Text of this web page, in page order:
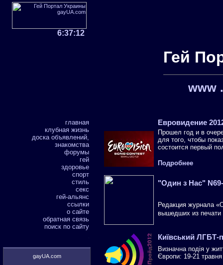
6:37:13
Гей
www
главная
клубная жизнь
доска объявлений,
знакомства
форумы
гей
здоровье
спорт
стиль
секс
гей-альянс
ссылки
о сайте
обратная связь
поиск по сайту
Евровидение
Прошел год и в
для того, чтобы
состоится первый
Подробнее
"Один з Нас"
Редакция журнала
вышедших из печати
Київський ЛГБТ-
Визначна подія у
Європи: 19-21